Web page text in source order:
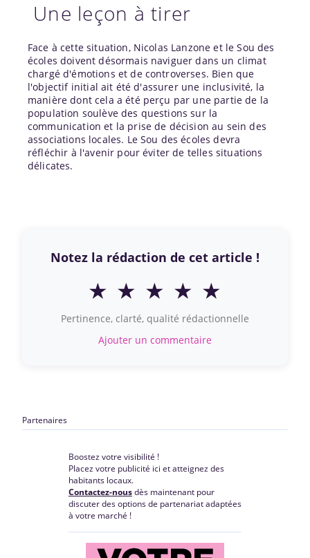
Une leçon à tirer
Face à cette situation, Nicolas Lanzone et le Sou des
écoles doivent désormais naviguer dans un climat
chargé d'émotions et de controverses. Bien que
l'objectif initial ait été d'assurer une inclusivité, la
manière dont cela a été perçu par une partie de la
population soulève des questions sur la
communication et la prise de décision au sein des
associations locales. Le Sou des écoles devra
réfléchir à l'avenir pour éviter de telles situations
délicates.
Notez la rédaction de cet article !
★ ★ ★ ★ ★
Pertinence, clarté, qualité rédactionnelle
Ajouter un commentaire
Partenaires
Boostez votre visibilité !
Placez votre publicité ici et atteignez des
habitants locaux.
Contactez-nousdès maintenant pour
discuter des options de partenariat adaptées
à votre marché !